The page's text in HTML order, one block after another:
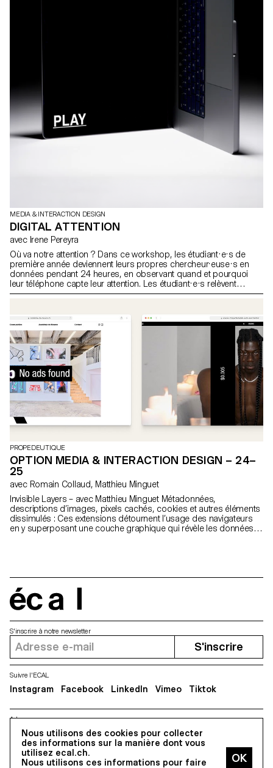
MEDIA & INTERACTION DESIGN
DIGITAL ATTENTION
avec Irene Pereyra
Où va notre attention ? Dans ce workshop, les étudiant·e·s de
première année deviennent leurs propres chercheur·euse·s en
données pendant 24 heures, en observant quand et pourquoi
leur téléphone capte leur attention. Les étudiant·e·s relèvent
déclencheurs, émotions, contexte, applications, durée et dialogue
une page de scrollytelling : un récit visuel et personnel sur les
déplacements de l’attention au fil d’une journée.
PROPEDEUTIQUE
OPTION MEDIA & INTERACTION DESIGN – 24–
25
avec Romain Collaud, Matthieu Minguet
Invisible Layers – avec Matthieu Minguet Métadonnées,
descriptions d’images, pixels cachés, cookies et autres éléments
dissimulés : Ces extensions détournent l’usage des navigateurs
en y superposant une couche graphique qui révèle les données
Nous utilisons des cookies pour collecter
des informations sur la manière dont vous
utilisez ecal.ch.
Nous utilisons ces informations pour faire
Adresse
5, avenue du Temple, CH-1020 Renens
S'inscrire à notre newsletter
S'inscrire
Suivre l'ECAL
Instagram Facebook LinkedIn Vimeo Tiktok
Tous droits réservés @2026